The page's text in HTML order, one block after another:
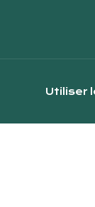
Utiliser